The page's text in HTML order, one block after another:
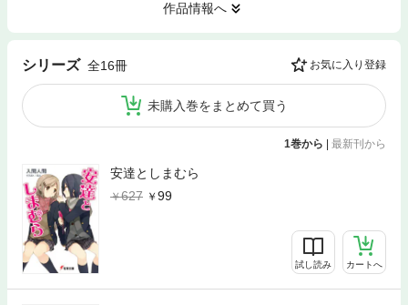
作品情報へ
シリーズ 全16冊 お気に入り登録
未購入巻をまとめて買う
1巻から 最新刊から
安達としまむら
627
99
試し読み カートへ